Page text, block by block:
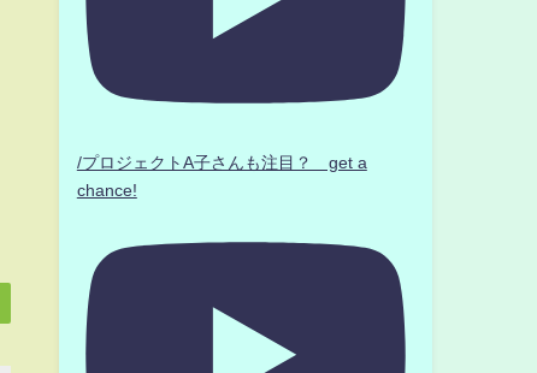
/プロジェクトA子さんも注目？ get a
chance!